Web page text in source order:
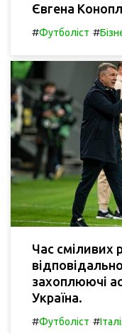
Євгена
#Футболіст #
Час сміливих
захоплюючі
Україна.
#Футболіст #